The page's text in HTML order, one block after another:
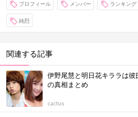
プロフィール メンバー ランキング
純烈
関連する記事
伊野尾慧と明日花キララは
の真相まとめ
cactus